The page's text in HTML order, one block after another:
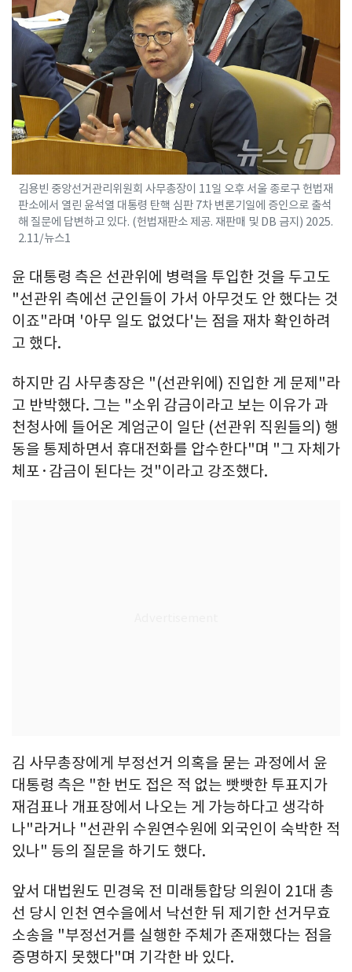
김용빈 중앙선거관리위원회 사무총장이 11일 오후 서울 종로구 헌법재
판소에서 열린 윤석열 대통령 탄핵 심판 7차 변론기일에 증인으로 출석
해 질문에 답변하고 있다. (헌법재판소 제공. 재판매 및 DB 금지) 2025.
2.11/뉴스1
윤 대통령 측은 선관위에 병력을 투입한 것을 두고도
"선관위 측에선 군인들이 가서 아무것도 안 했다는 것
이죠"라며 '아무 일도 없었다'는 점을 재차 확인하려
고 했다.
하지만 김 사무총장은 "(선관위에) 진입한 게 문제"라
고 반박했다. 그는 "소위 감금이라고 보는 이유가 과
천청사에 들어온 계엄군이 일단 (선관위 직원들의) 행
동을 통제하면서 휴대전화를 압수한다"며 "그 자체가
체포·감금이 된다는 것"이라고 강조했다.
김 사무총장에게 부정선거 의혹을 묻는 과정에서 윤
대통령 측은 "한 번도 접은 적 없는 빳빳한 투표지가
재검표나 개표장에서 나오는 게 가능하다고 생각하
나"라거나 "선관위 수원연수원에 외국인이 숙박한 적
있나" 등의 질문을 하기도 했다.
앞서 대법원도 민경욱 전 미래통합당 의원이 21대 총
선 당시 인천 연수을에서 낙선한 뒤 제기한 선거무효
소송을 "부정선거를 실행한 주체가 존재했다는 점을
증명하지 못했다"며 기각한 바 있다.